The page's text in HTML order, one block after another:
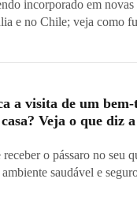
incorporado em novas
e no Chile; veja como
a visita de um
Veja o que diz a
o pássaro no seu
saudável e